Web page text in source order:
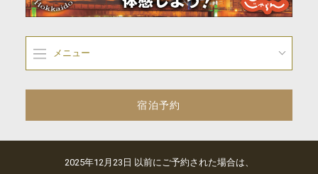
メニュー
宿泊予約
2025年12月23日 以前にご予約された場合は、